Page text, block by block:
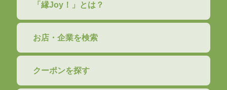
「縁Joy！」とは？
お店・企業を検索
クーポンを探す